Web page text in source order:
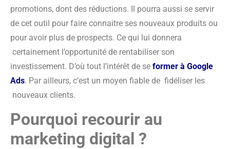
promotions, dont des réductions. Il pourra aussi se servir
de cet outil pour faire connaitre ses nouveaux produits ou
pour avoir plus de prospects. Ce qui lui donnera
certainement l’opportunité de rentabiliser son
investissement. D’où tout l’intérêt de se former à Google
Ads. Par ailleurs, c’est un moyen fiable de fidéliser les
nouveaux clients.
Pourquoi recourir au
marketing digital ?